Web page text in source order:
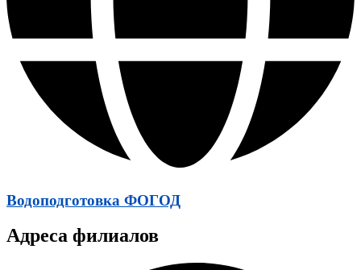
Водоподготовка ФОГОД
Адреса филиалов